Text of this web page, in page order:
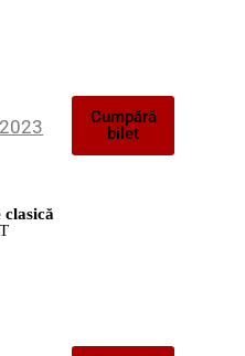
clasică
Cumpără
bilet